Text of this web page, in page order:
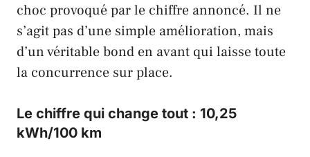
choc provoqué par le chiffre annoncé. Il ne
s’agit pas d’une simple amélioration, mais
d’un véritable bond en avant qui laisse toute
la concurrence sur place.
Le chiffre qui change tout : 10,25
kWh/100 km